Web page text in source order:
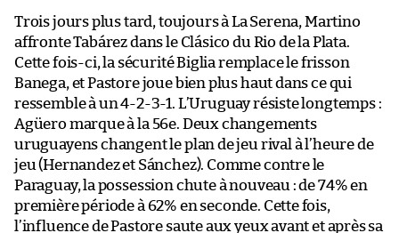
Trois jours plus tard, toujours à La Serena, Martino
affronte Tabárez dans le Clásico du Rio de la Plata.
Cette fois-ci, la sécurité Biglia remplace le frisson
Banega, et Pastore joue bien plus haut dans ce qui
ressemble à un 4-2-3-1. L’Uruguay résiste longtemps :
Agüero marque à la 56e. Deux changements
uruguayens changent le plan de jeu rival à l’heure de
jeu (Hernandez et Sánchez). Comme contre le
Paraguay, la possession chute à nouveau : de 74% en
première période à 62% en seconde. Cette fois,
l’influence de Pastore saute aux yeux avant et après sa